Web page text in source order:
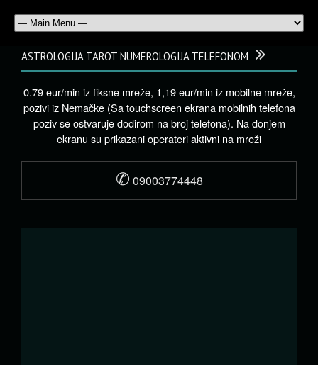
ASTROLOGIJA TAROT NUMEROLOGIJA TELEFONOM
0.79 eur/min iz fiksne mreže, 1,19 eur/min iz mobilne mreže,
pozivi iz Nemačke (Sa touchscreen ekrana mobilnih telefona
poziv se ostvaruje dodirom na broj telefona). Na donjem
ekranu su prikazani operateri aktivni na mreži
✆ 09003774448